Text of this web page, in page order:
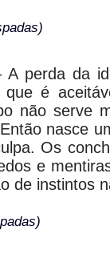
A perda da
que é
não serve
nasce
Os
e
de instintos